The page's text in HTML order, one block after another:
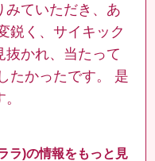
みていただき、あ
鋭く、サイキック
抜かれ、当たって
たかったです。 是
ラ)の情報をもっと見